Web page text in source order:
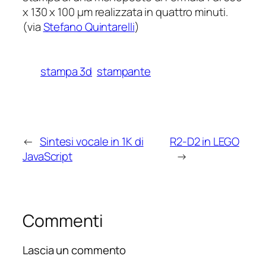
x 130 x 100 µm realizzata in quattro minuti.
(viaStefano Quintarelli)
stampa 3d stampante
← Sintesi vocale in 1K di
JavaScript
R2-D2 in LEGO
→
Commenti
Lascia un commento